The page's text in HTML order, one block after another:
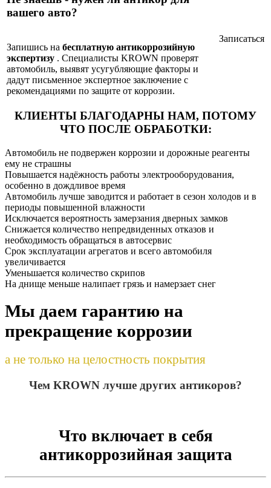
вашего авто?
Запишись на бесплатную антикоррозийную
экспертизу . Специалисты KROWN проверят
автомобиль, выявят усугубляющие факторы и
дадут письменное экспертное заключение с
рекомендациями по защите от коррозии.
Записаться
КЛИЕНТЫ БЛАГОДАРНЫ НАМ, ПОТОМУ
ЧТО ПОСЛЕ ОБРАБОТКИ:
Автомобиль не подвержен коррозии и дорожные реагенты
ему не страшны
Повышается надёжность работы электрооборудования,
особенно в дождливое время
Автомобиль лучше заводится и работает в сезон холодов и в
периоды повышенной влажности
Исключается вероятность замерзания дверных замков
Снижается количество непредвиденных отказов и
необходимость обращаться в автосервис
Срок эксплуатации агрегатов и всего автомобиля
увеличивается
Уменьшается количество скрипов
На днище меньше налипает грязь и намерзает снег
Мы даем гарантию на
прекращение коррозии
а не только на целостность покрытия
Чем KROWN лучше других антикоров?
Что включает в себя
антикоррозийная защита